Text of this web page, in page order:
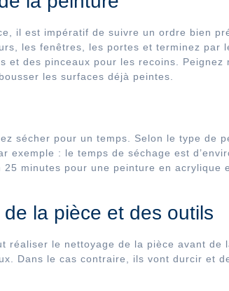
il est impératif de suivre un ordre bien
les fenêtres, les portes et terminez par
et des pinceaux pour les recoins. Peignez
les surfaces déjà peintes.
sécher pour un temps. Selon le type de
exemple : le temps de séchage est
minutes pour une peinture en acrylique
la pièce et des outils
réaliser le nettoyage de la pièce avant de
Dans le cas contraire, ils vont durcir et